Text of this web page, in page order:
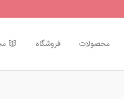
محصولات فروشگاه